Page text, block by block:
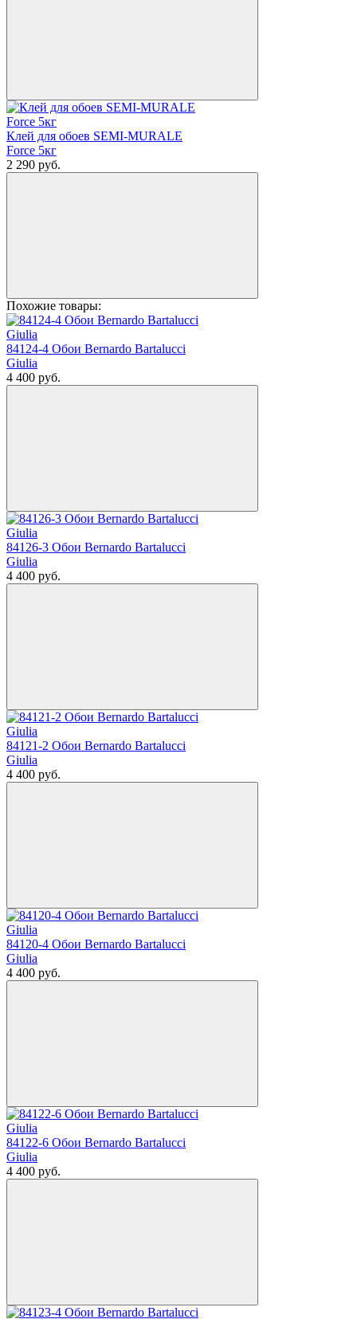
Клей для обоев SEMI-MURALE
Force 5кг
2 290 руб.
Похожие товары:
84124-4 Обои Bernardo Bartalucci
Giulia
4 400 руб.
84126-3 Обои Bernardo Bartalucci
Giulia
4 400 руб.
84121-2 Обои Bernardo Bartalucci
Giulia
4 400 руб.
84120-4 Обои Bernardo Bartalucci
Giulia
4 400 руб.
84122-6 Обои Bernardo Bartalucci
Giulia
4 400 руб.